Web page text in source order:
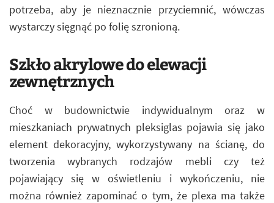
potrzeba, aby je nieznacznie przyciemnić, wówczas
wystarczy sięgnąć po folię szronioną.
Szkło akrylowe do elewacji
zewnętrznych
Choć w budownictwie indywidualnym oraz w
mieszkaniach prywatnych pleksiglas pojawia się jako
element dekoracyjny, wykorzystywany na ścianę, do
tworzenia wybranych rodzajów mebli czy też
pojawiający się w oświetleniu i wykończeniu, nie
można również zapominać o tym, że plexa ma także